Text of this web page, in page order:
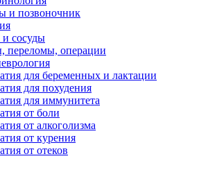
и позвоночник
сосуды
переломы, операции
для беременных и лактации
для похудения
для иммунитета
от боли
от алкоголизма
от курения
от отеков